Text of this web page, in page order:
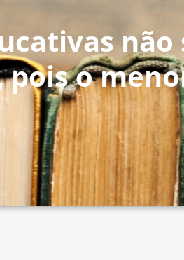
não
pois o